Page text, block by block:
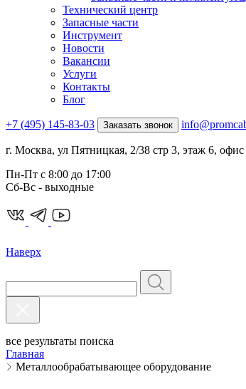
Технический центр
Запасные части
Инструмент
Новости
Вакансии
Услуги
Контакты
Блог
+7 (495) 145-83-03 Заказать звонок
г. Москва, ул Пятницкая, 2/38 стр 3, этаж 6, офис
Пн-Пт c 8:00 до 17:00
Сб-Вс - выходные
Наверх
все результаты поиска
Главная
Металлообрабатывающее оборудование